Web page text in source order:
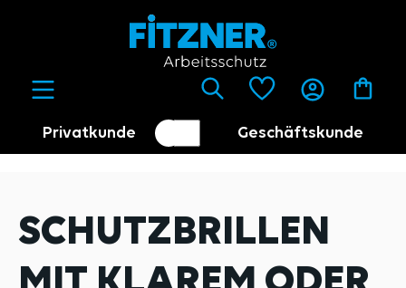
Privatkunde
Kundenumschalter
Geschäftskunde
Händler
SCHUTZBRILLEN